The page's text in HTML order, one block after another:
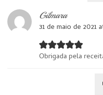
Gilmara
31 de maio de 2021
Obrigada pela